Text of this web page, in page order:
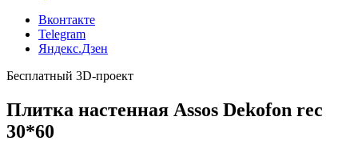
Вконтакте
Telegram
Яндекс.Дзен
Бесплатный 3D-проект
Плитка настенная Assos Dekofon rec
30*60